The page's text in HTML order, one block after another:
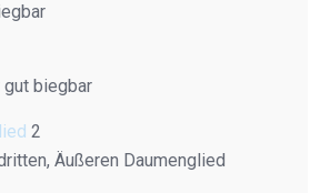
biegbar
2
Äußeren Daumenglied